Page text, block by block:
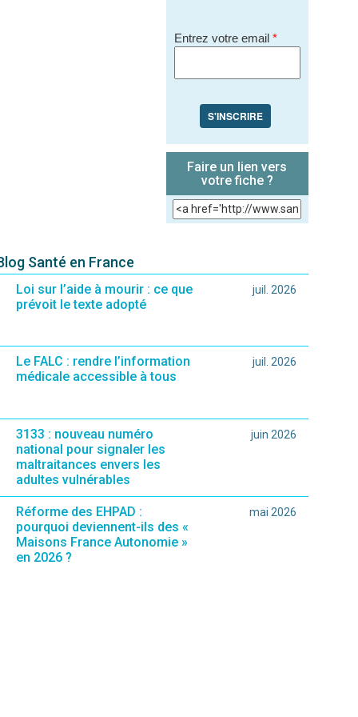
Entrez votre email *
S'INSCRIRE
Faire un lien vers
votre fiche ?
Santé en France
Loi sur l’aide à mourir : ce que
prévoit le texte adopté
juil. 2026
Le FALC : rendre l’information
médicale accessible à tous
juil. 2026
3133 : nouveau numéro
national pour signaler les
maltraitances envers les
adultes vulnérables
juin 2026
Réforme des EHPAD :
pourquoi deviennent-ils des «
Maisons France Autonomie »
en 2026 ?
mai 2026